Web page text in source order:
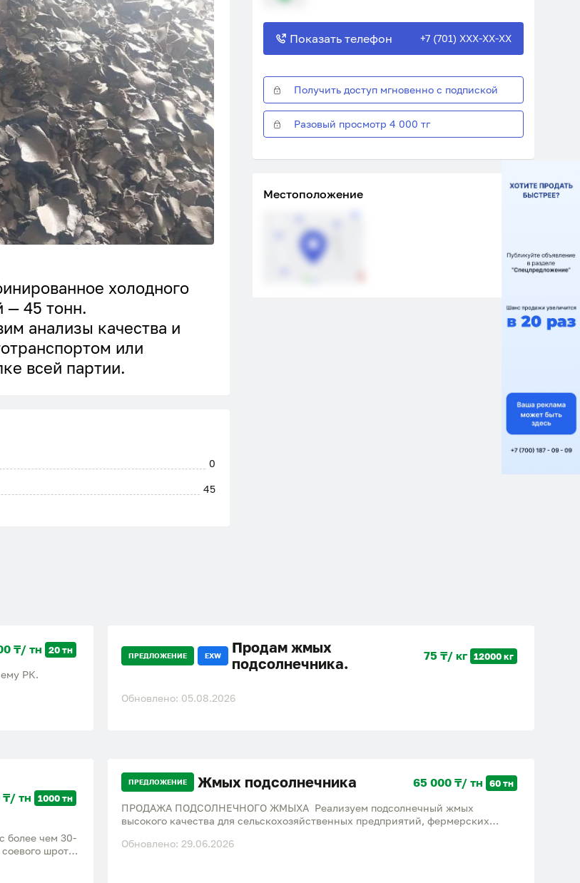
холодного
45 тонн.
анализы качества и
или
всей партии.
0
45
Показать телефон +7 (701) XXX-XX-XX
Получить доступ мгновенно с подпиской
Разовый просмотр 4 000 тг
Местоположение
85 000 ₸/ тн 20 тн
РК.
ПРЕДЛОЖЕНИЕ EXW
Продам жмых
подсолнечника.
75 ₸/ кг 12000 кг
Обновлено: 05.08.2026
73 800 ₸/ тн 1000 тн
более чем 30-
шрота,
с завода: *
ПРЕДЛОЖЕНИЕ Жмых подсолнечника 65 000 ₸/ тн 60 тн
ПРОДАЖА ПОДСОЛНЕЧНОГО ЖМЫХА Реализуем подсолнечный жмых
высокого качества для сельскохозяйственных предприятий, фермерских
105 тенге. Насыпом 50-60 тонн. Подходит для кормления КРС, МРС, свиней и
Обновлено: 29.06.2026